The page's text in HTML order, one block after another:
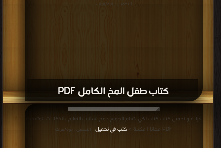
كتاب طفل المخ الكامل PDF
التحميل : مرة/مرات
قراءة و تحميل كتاب كتاب لكي يتعلم الجميع دمج اساليب التعليم بالذكاءات المتعددة
PDF مجانا | مكتبة >
كتب في تحميل | التحميل : مرة/مرات